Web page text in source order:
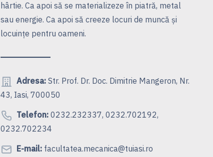
hârtie. Ca apoi să se materializeze în piatră, metal
sau energie. Ca apoi să creeze locuri de muncă şi
locuinţe pentru oameni.
Adresa:Str. Prof. Dr. Doc. Dimitrie Mangeron, Nr.
43, Iasi, 700050
Telefon:0232.232337, 0232.702192,
0232.702234
E-mail:facultatea.mecanica@tuiasi.ro